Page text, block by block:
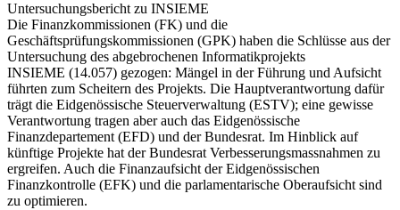
Untersuchungsbericht zu INSIEME
​Die Finanzkommissionen (FK) und die
Geschäftsprüfungskommissionen (GPK) haben die Schlüsse aus der
Untersuchung des abgebrochenen Informatikprojekts
INSIEME (14.057) gezogen: Mängel in der Führung und Aufsicht
führten zum Scheitern des Projekts. Die Hauptverantwortung dafür
trägt die Eidgenössische Steuerverwaltung (ESTV); eine gewisse
Verantwortung tragen aber auch das Eidgenössische
Finanzdepartement (EFD) und der Bundesrat. Im Hinblick auf
künftige Projekte hat der Bundesrat Verbesserungsmassnahmen zu
ergreifen. Auch die Finanzaufsicht der Eidgenössischen
Finanzkontrolle (EFK) und die parlamentarische Oberaufsicht sind
zu optimieren.